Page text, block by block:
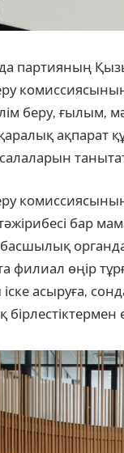
партияның
беру, ғылым,
ақпарат
салаларын
бар
филиал өңір
асыруға,